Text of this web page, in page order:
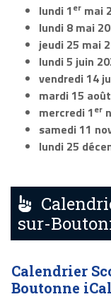
lundi 1er mai
lundi 8 mai
jeudi 25 mai
lundi 5 juin
vendredi 14
mardi 15
mercredi 1er
samedi 11
lundi 25
sur-
Calendrier
Boutonne